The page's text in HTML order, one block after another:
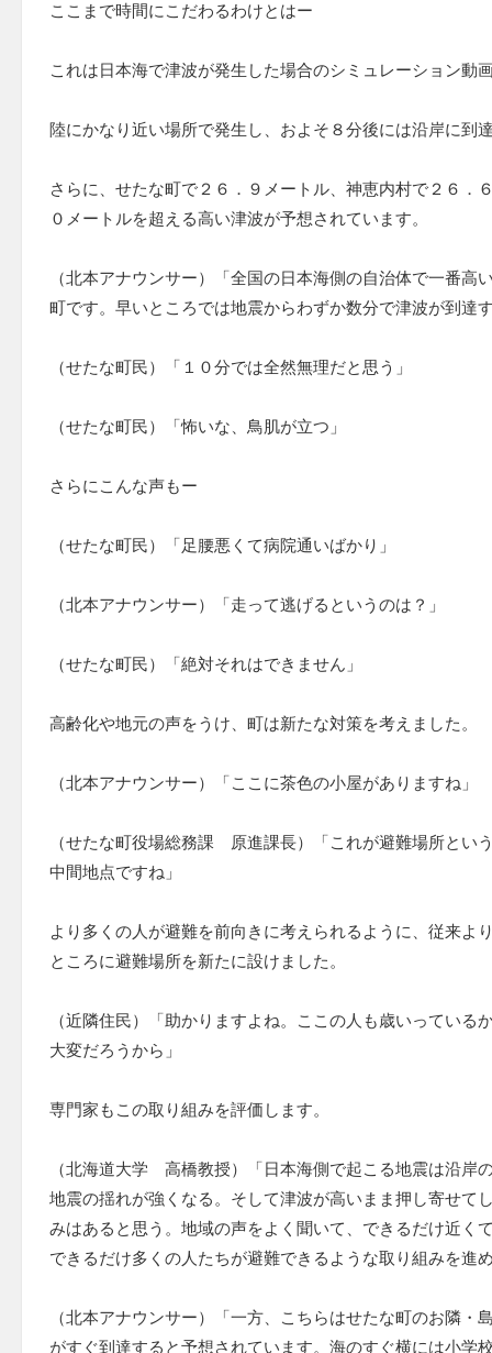
ここまで時間にこだわるわけとはー
これは日本海で津波が発生した場合のシミュレーション動
陸にかなり近い場所で発生し、およそ８分後には沿岸に到
さらに、せたな町で２６．９メートル、神恵内村で２６．
０メートルを超える高い津波が予想されています。
（北本アナウンサー）「全国の日本海側の自治体で一番高
町です。早いところでは地震からわずか数分で津波が到達
（せたな町民）「１０分では全然無理だと思う」
（せたな町民）「怖いな、鳥肌が立つ」
さらにこんな声もー
（せたな町民）「足腰悪くて病院通いばかり」
（北本アナウンサー）「走って逃げるというのは？」
（せたな町民）「絶対それはできません」
高齢化や地元の声をうけ、町は新たな対策を考えました。
（北本アナウンサー）「ここに茶色の小屋がありますね」
（せたな町役場総務課 原進課長）「これが避難場所とい
中間地点ですね」
より多くの人が避難を前向きに考えられるように、従来よ
ところに避難場所を新たに設けました。
（近隣住民）「助かりますよね。ここの人も歳いっている
大変だろうから」
専門家もこの取り組みを評価します。
（北海道大学 高橋教授）「日本海側で起こる地震は沿岸
地震の揺れが強くなる。そして津波が高いまま押し寄せて
みはあると思う。地域の声をよく聞いて、できるだけ近く
できるだけ多くの人たちが避難できるような取り組みを進
（北本アナウンサー）「一方、こちらはせたな町のお隣・
がすぐ到達すると予想されています。海のすぐ横には小学